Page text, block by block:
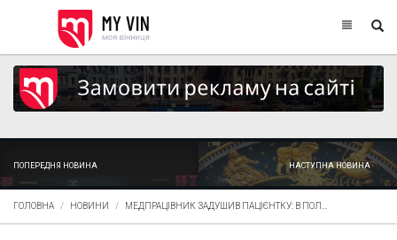
ПОПЕРЕДНЯ НОВИНА НАСТУПНА НОВИНА
ГОЛОВНА НОВИНИ МЕДПРАЦІВНИК ЗАДУШИВ ПАЦІЄНТКУ: В ПОЛ...